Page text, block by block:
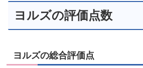
ヨルズの評価点数
ヨルズの総合評価点